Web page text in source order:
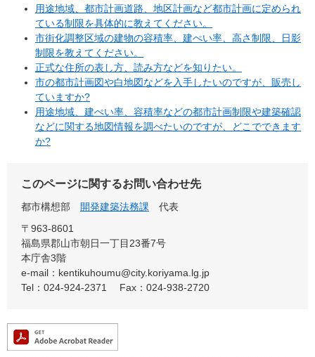
用途地域、都市計画道路、地区計画など都市計画に定められ
ている制限を具体的に教えてください。
市街化調整区域の建物の容積率、建ぺい率、高さ制限、日影
制限を教えてください。
正式な住所の表し方、読み方などを知りたい。
市の都市計画図や白地図などを入手したいのですが、販売し
ていますか?
用途地域、建ぺい率、容積率などの都市計画制限や建築確認
などに関する地図情報を調べたいのですが、どこでできます
か?
このページに関するお問い合わせ先
都市構想部 開発建築法務課
代表
〒963-8601
福島県郡山市朝日一丁目23番7号
本庁舎3階
e-mail：kentikuhoumu@city.koriyama.lg.jp
Tel：024-924-2371
Fax：024-938-2720